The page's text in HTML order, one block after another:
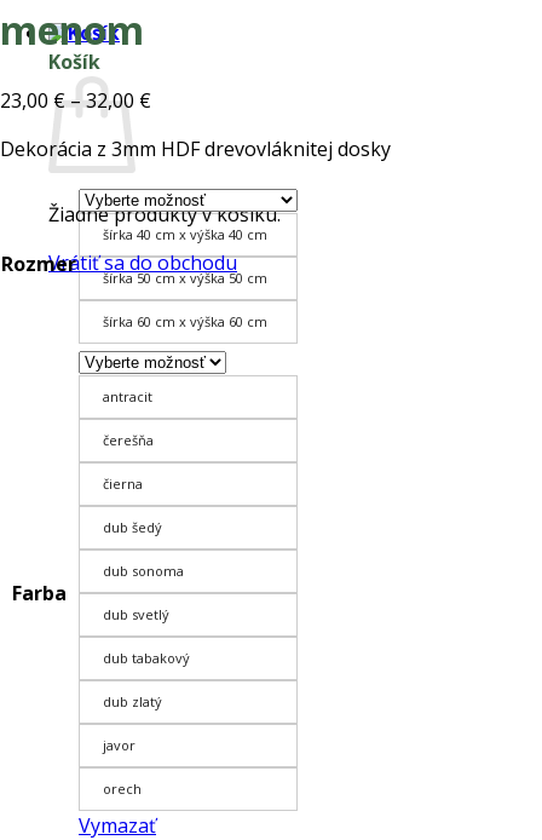
Košík
Žiadne produkty v košíku.
Vrátiť sa do obchodu
menom
23,00 €– 32,00 €Price
23,00 €
through
32,00 €
Dekorácia z 3mm HDF drevovláknitej dosky
Rozmer
šírka 40 cm x výška 40 cm
šírka 50 cm x výška 50 cm
šírka 60 cm x výška 60 cm
Farba
antracit
čerešňa
čierna
dub šedý
dub sonoma
dub svetlý
dub tabakový
dub zlatý
javor
orech
Vymazať